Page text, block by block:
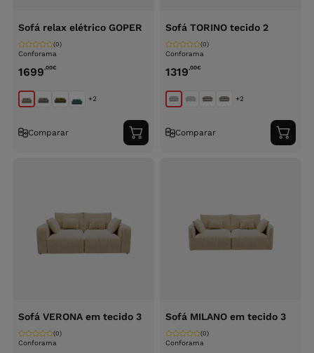
Sofá relax elétrico GOPER
Conforama
(0)
1699,00€
+2
Comparar
Adicionar
ao
Sofá TORINO tecido 2
Conforama
(0)
1319,00€
+2
Comparar
ao
Sofá VERONA em tecido 3
Conforama
(0)
Sofá MILANO em tecido 3
Conforama
(0)